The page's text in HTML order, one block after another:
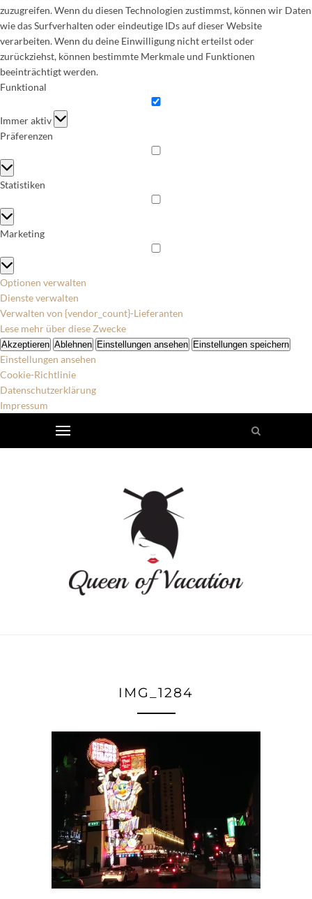
zuzugreifen. Wenn du diesen Technologien zustimmst, können wir Daten
wie das Surfverhalten oder eindeutige IDs auf dieser Website
verarbeiten. Wenn du deine Einwilligung nicht erteilst oder
zurückziehst, können bestimmte Merkmale und Funktionen
beeinträchtigt werden.
Funktional
Funktional
Immer aktiv
Präferenzen
Präferenzen
Statistiken
Statistiken
Marketing
Marketing
Optionen verwalten
Dienste verwalten
Verwalten von {vendor_count}-Lieferanten
Lese mehr über diese Zwecke
Akzeptieren Ablehnen Einstellungen ansehen Einstellungen speichern
Einstellungen ansehen
Cookie-Richtlinie
Datenschutzerklärung
Impressum
IMG_1284